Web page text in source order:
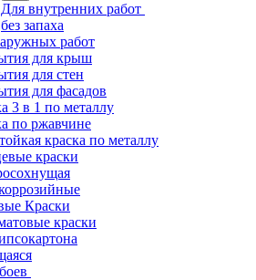
Для внутренних работ
без запаха
работ
для крыш
для стен
для фасадов
3 в 1 по металлу
по ржавчине
краска по металлу
краски
Краски
краски